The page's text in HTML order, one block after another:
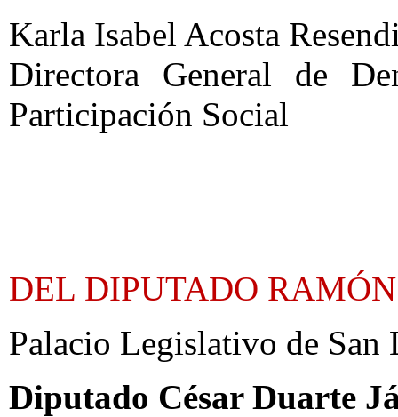
Karla Isabel Acosta
Directora General de
Participación Social
DEL DIPUTADO
Palacio Legislativo de San
Diputado César Duarte